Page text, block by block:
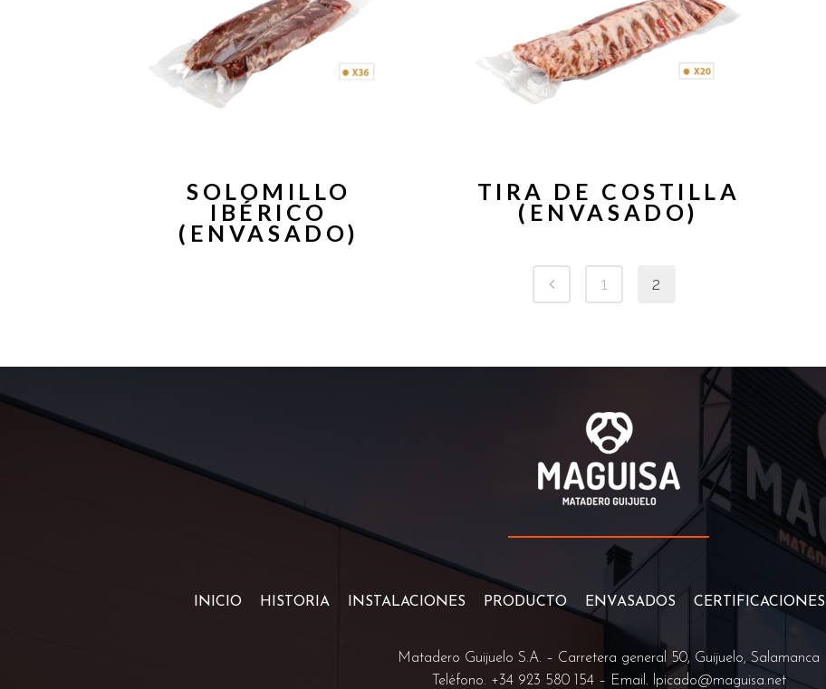
SOLOMILLO
IBÉRICO
(ENVASADO)
TIRA DE COSTILLA
(ENVASADO)
1 2
INICIO HISTORIA INSTALACIONES PRODUCTO ENVASADOS CERTIFICACIONES
Matadero Guijuelo S.A. – Carretera general 50, Guijuelo, Salamanca
Teléfono. +34 923 580 154– Email.
lpicado@maguisa.net